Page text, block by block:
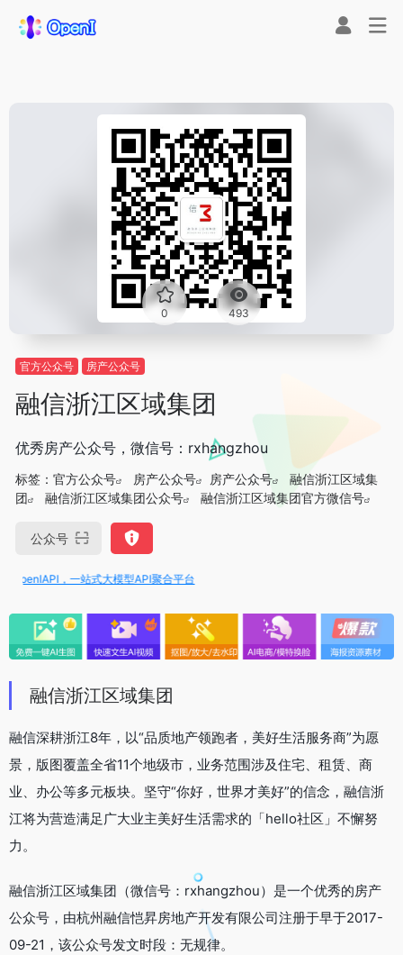
0 493
官方公众号 房产公众号
融信浙江区域集团
优秀房产公众号，微信号：rxhangzhou
标签： 官方公众号 房产公众号 房产公众号
融信浙江区域集
团
融信浙江区域集团公众号 融信浙江区域集团官方微信号
公众号
，一站式大模型API聚合平台
融信浙江区域集团
融信深耕浙江8年，以“品质地产领跑者，美好生活服务商”为愿
景，版图覆盖全省11个地级市，业务范围涉及住宅、租赁、商
业、办公等多元板块。坚守“你好，世界才美好”的信念，融信浙
江将为营造满足广大业主美好生活需求的「hello社区」不懈努
力。
融信浙江区域集团（微信号：rxhangzhou）是一个优秀的房产
公众号，由杭州融信恺昇房地产开发有限公司注册于早于2017-
09-21，该公众号发文时段：无规律。